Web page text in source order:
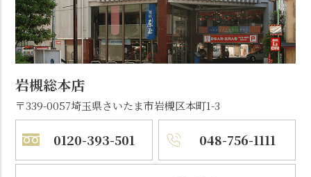
岩槻総本店
〒339-0057埼玉県さいたま市岩槻区本町1-3
0120-393-501 048-756-1111